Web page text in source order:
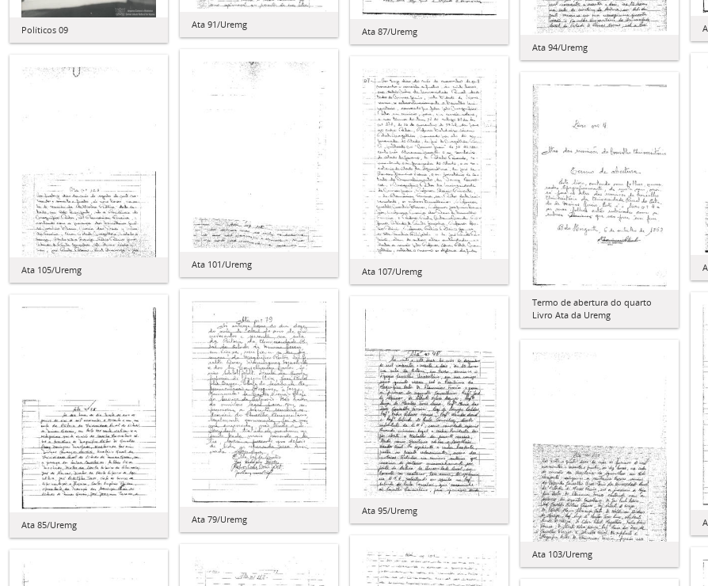
Políticos 09 Ata 87/Uremg
Ata 91/Uremg
Ata 94/Uremg
Ata 101/Uremg
Ata 105/Uremg Ata 107/Uremg
Termo de abertura do quarto
Livro Ata da Uremg
Ata 79/Uremg
Ata 85/Uremg
Ata 95/Uremg
Ata 103/Uremg